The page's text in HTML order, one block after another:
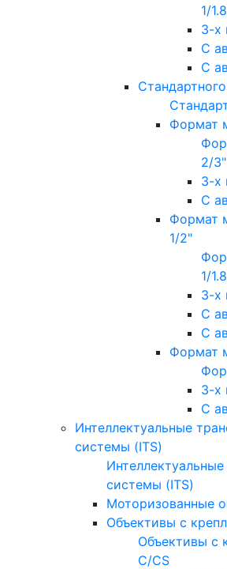
1/
3-х
С
С
Формат
2/3"
3-х
С
Формат
1/2"
1/
3-х
С
С
Формат
3-х
С
Интеллектуальные
системы (ITS)
системы (ITS)
Моторизованные
Объективы с
Объективы с
C/CS